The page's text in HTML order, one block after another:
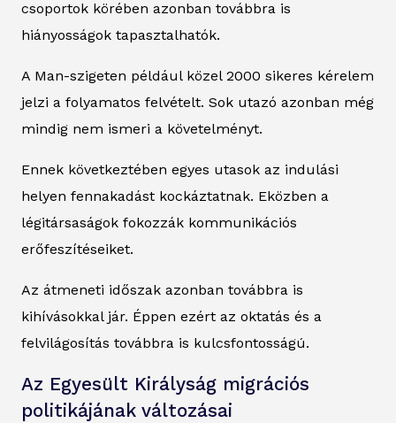
csoportok körében azonban továbbra is
hiányosságok tapasztalhatók.
A Man-szigeten például közel 2000 sikeres kérelem
jelzi a folyamatos felvételt. Sok utazó azonban még
mindig nem ismeri a követelményt.
Ennek következtében egyes utasok az indulási
helyen fennakadást kockáztatnak. Eközben a
légitársaságok fokozzák kommunikációs
erőfeszítéseiket.
Az átmeneti időszak azonban továbbra is
kihívásokkal jár. Éppen ezért az oktatás és a
felvilágosítás továbbra is kulcsfontosságú.
Az Egyesült Királyság migrációs
politikájának változásai